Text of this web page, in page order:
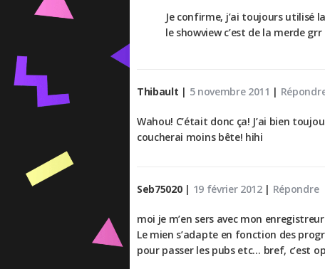
Je confirme, j’ai toujours utilisé
le showview c’est de la merde grr
Thibault | 5 novembre 2011 |
Wahou! C’était donc ça! J’ai bien
coucherai moins bête! hihi
Seb75020 | 19 février 2012| Répondre
moi je m’en sers avec mon
Le mien s’adapte en fonction des
pour passer les pubs etc… bref, c’est